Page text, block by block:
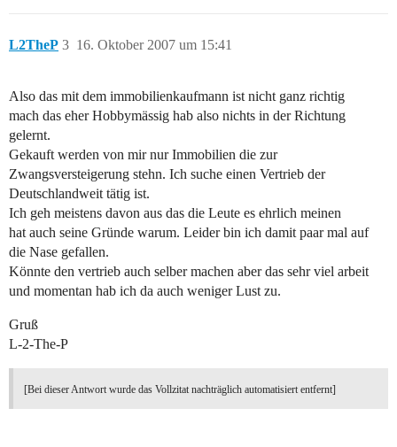
L2TheP 16. Oktober 2007 um 15:41
3
Also das mit dem immobilienkaufmann ist nicht ganz richtig
mach das eher Hobbymässig hab also nichts in der Richtung
gelernt.
Gekauft werden von mir nur Immobilien die zur
Zwangsversteigerung stehn. Ich suche einen Vertrieb der
Deutschlandweit tätig ist.
Ich geh meistens davon aus das die Leute es ehrlich meinen
hat auch seine Gründe warum. Leider bin ich damit paar mal auf
die Nase gefallen.
Könnte den vertrieb auch selber machen aber das sehr viel arbeit
und momentan hab ich da auch weniger Lust zu.
Gruß
L-2-The-P
[Bei dieser Antwort wurde das Vollzitat nachträglich automatisiert entfernt]